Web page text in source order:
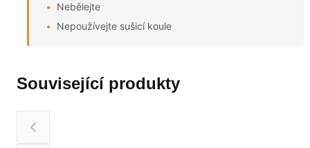
Nebělejte
Nepoužívejte sušicí koule
Související produkty